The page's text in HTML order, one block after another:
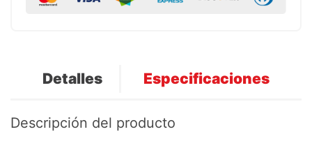
Detalles Especificaciones
Descripción del producto